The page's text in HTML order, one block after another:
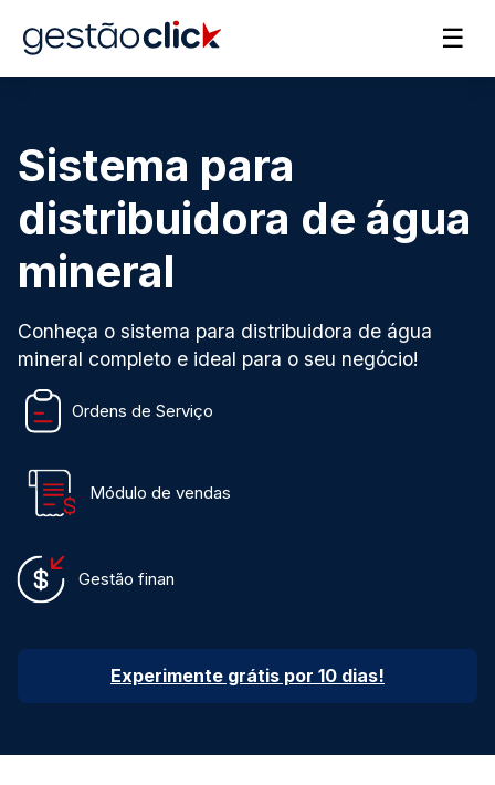
☰
Sistema para
distribuidora de água
mineral
Conheça o sistema para distribuidora de água
mineral completo e ideal para o seu negócio!
Gestão finan
Módulo de vendas
Ordens de Serviço
Experimente grátis por 10 dias!